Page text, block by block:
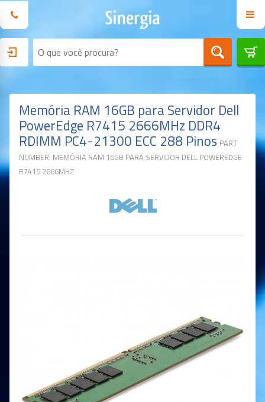
Memória RAM 16GB para Servidor Dell
PowerEdge R7415 2666MHz DDR4
RDIMM PC4-21300 ECC 288 Pinos PART
NUMBER: MEMÓRIA RAM 16GB PARA SERVIDOR DELL POWEREDGE
R7415 2666MHZ